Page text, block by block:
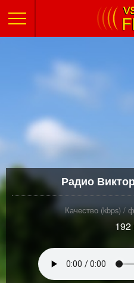
Радио
Качество (kbps) /
192